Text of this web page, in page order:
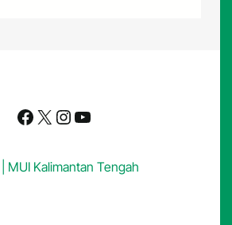
Facebook
X Instagram
YouTube
MUI Kalimantan Tengah